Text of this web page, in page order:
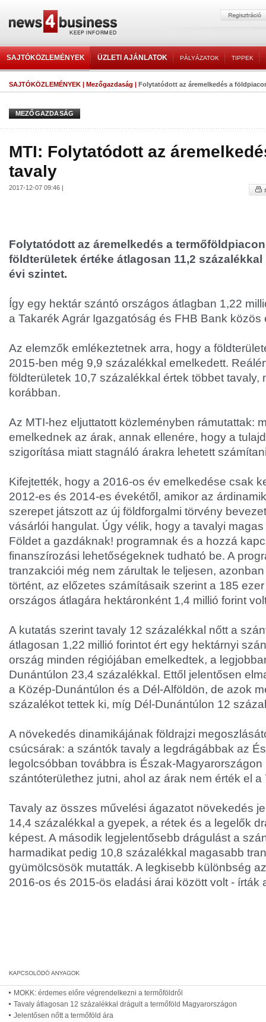
SAJTÓKÖZLEMÉNYEK ÜZLETI AJÁNLATOK PÁLYÁZATOK TIPPEK
SAJTÓKÖZLEMÉNYEK | Mezőgazdaság | Folytatódott az áremelkedés a
MEZŐGAZDASÁG
MTI: Folytatódott az
tavaly
2017-12-07 09:46 |
Folytatódott az áremelkedés a
földterületek értéke átlagosan 11,2 százalékkal
évi szintet.
Így egy hektár szántó országos átlagban 1,22
a Takarék Agrár Igazgatóság és FHB Bank közös
Az elemzők emlékeztetnek arra, hogy a
2015-ben még 9,9 százalékkal emelkedett.
földterületek 10,7 százalékkal értek többet tavaly,
korábban.
Az MTI-hez eljuttatott közleményben rámutattak:
emelkednek az árak, annak ellenére, hogy a
szigorítása miatt stagnáló árakra lehetett
Kifejtették, hogy a 2016-os év emelkedése csak
2012-es és 2014-es évekétől, amikor az
szerepet játszott az új földforgalmi törvény
vásárlói hangulat. Úgy vélik, hogy a tavalyi
Földet a gazdáknak! programnak és a hozzá
finanszírozási lehetőségeknek tudható be. A
tranzakciói még nem zárultak le teljesen,
történt, az előzetes számításaik szerint a 185
országos átlagára hektáronként 1,4 millió forint
A kutatás szerint tavaly 12 százalékkal nőtt a
átlagosan 1,22 millió forintot ért egy hektárnyi
ország minden régiójában emelkedtek, a
Dunántúlon 23,4 százalékkal. Ettől jelentősen
a Közép-Dunántúlon és a Dél-Alföldön, de azok
százalékot tettek ki, míg Dél-Dunántúlon 12
A növekedés dinamikájának földrajzi
csúcsárak: a szántók tavaly a legdrágábbak az
legolcsóbban továbbra is Észak-Magyarországon
szántóterülethez jutni, ahol az árak nem érték el a
Tavaly az összes művelési ágazatot növekedés
14,4 százalékkal a gyepek, a rétek és a legelők
képest. A második legjelentősebb drágulást a
harmadikat pedig 10,8 százalékkal magasabb
gyümölcsösök mutatták. A legkisebb különbség
2016-os és 2015-ös eladási árai között volt - írták
MOKK: érdemes előre végrendelkezni a termőföldről
Tavaly átlagosan 12 százalékkal drágult a termőföld Magyarországon
Jelentősen nőtt a termőföld ára